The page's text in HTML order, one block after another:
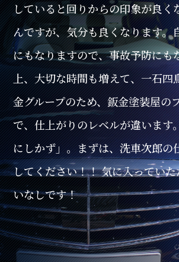
していると回りからの印象が良く
んですが、気分も良くなります。
にもなりますので、事故予防にも
上、大切な時間も増えて、一石四
金グループのため、鈑金塗装屋の
で、仕上がりのレベルが違います
にしかず」。まずは、洗車次郎の
してください！！ 気に入ってい
いなしです！